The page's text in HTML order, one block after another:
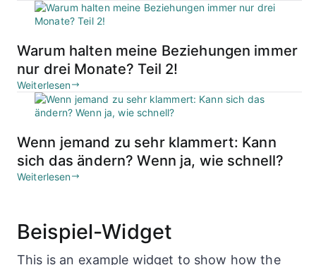
Warum halten meine Beziehungen immer
nur drei Monate? Teil 2!
Weiterlesen
Wenn jemand zu sehr klammert: Kann
sich das ändern? Wenn ja, wie schnell?
Weiterlesen
Beispiel-Widget
This is an example widget to show how the